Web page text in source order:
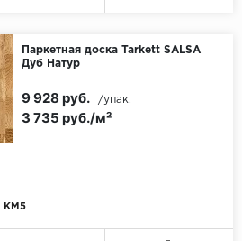
Lucky Floor
Паркетная доска Tarkett SALSA
Дуб Натур
КМ5
3 735 руб./м²
9 928 руб. /упак.